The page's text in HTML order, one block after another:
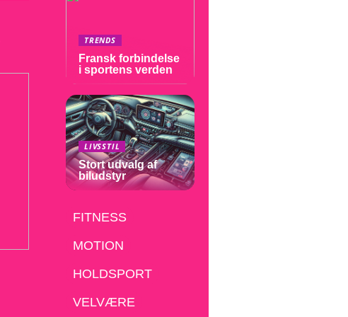
TRENDS
Fransk forbindelse
i sportens verden
LIVSSTIL
Stort udvalg af
biludstyr
FITNESS
MOTION
HOLDSPORT
VELVÆRE